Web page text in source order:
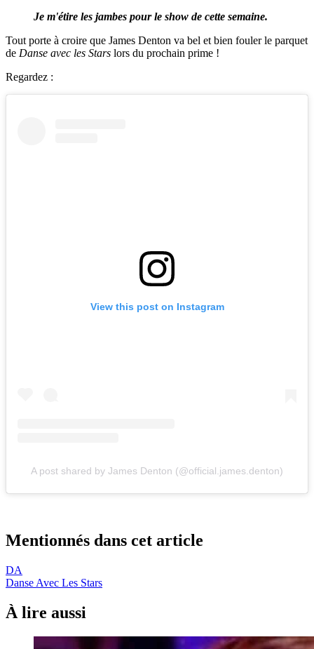
Je m'étire les jambes pour le show de cette semaine.
Tout porte à croire que James Denton va bel et bien fouler le parquet
de Danse avec les Stars lors du prochain prime !
Regardez :
View this post on Instagram
A post shared by James Denton (@official.james.denton)
Mentionnés dans cet article
DA
Danse Avec Les Stars
À lire aussi